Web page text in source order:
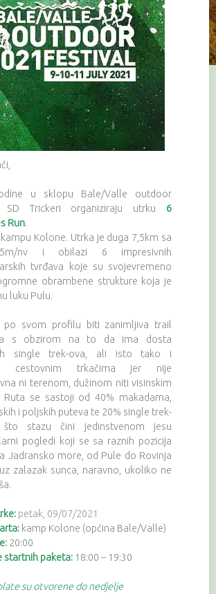
u sklopu Bale/Valle outdoor
SD Trickeri organiziraju utrku 6
Run.
Kolone. Utrka je duga 7,5km sa
nv i obilazi 6 impresivnih
tvrđava koje su svojevremeno
obrambene strukture koja je
luku Pulu.
po svom profilu biti zanimljiva trail
s obzirom na to da ima dosta
single trek-ova, ali isto tako i
cestovnim trkačima jer nije
ni terenom, dužinom niti visinskim
Ruta se sastoji od 40% makadama,
i poljskih puteva te 20% single trek-
stazu čini jedinstvenom jesu
pogledi koji se sa raznih pozicija
Jadransko more, od Pule do Rovinja
zalazak sunca, naravno, ukoliko ne
petak, 09/07/2021
kamp Kolone (općina Bale/Valle)
20:00
startnih paketa: 18:00 – 19:30
su otvorene do nedjelje